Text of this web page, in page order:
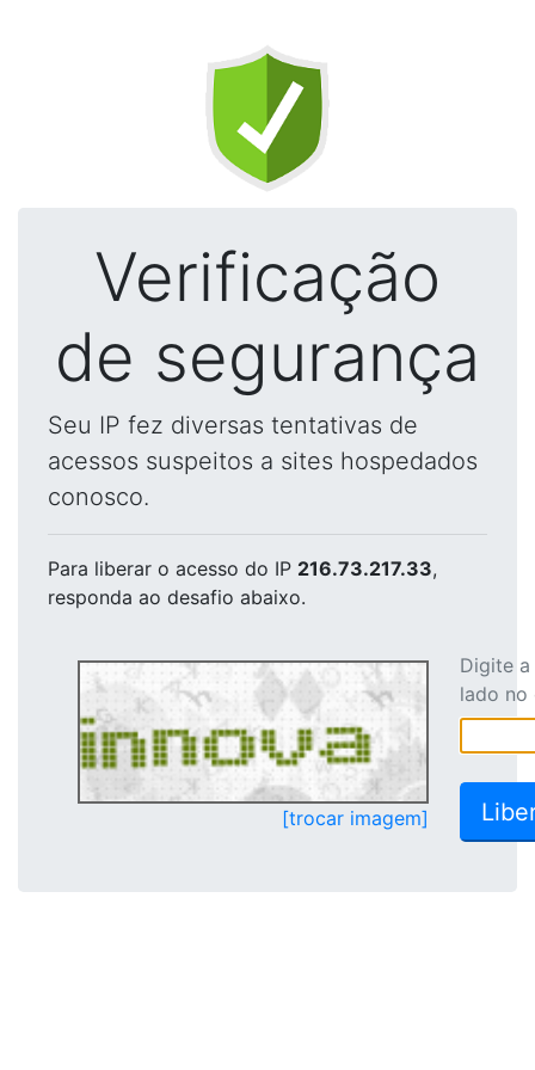
Verificação
de segurança
Seu IP fez diversas tentativas de
acessos suspeitos a sites hospedados
conosco.
Para liberar o acesso do IP 216.73.217.33,
responda ao desafio abaixo.
[trocar imagem]
Digite
lado no